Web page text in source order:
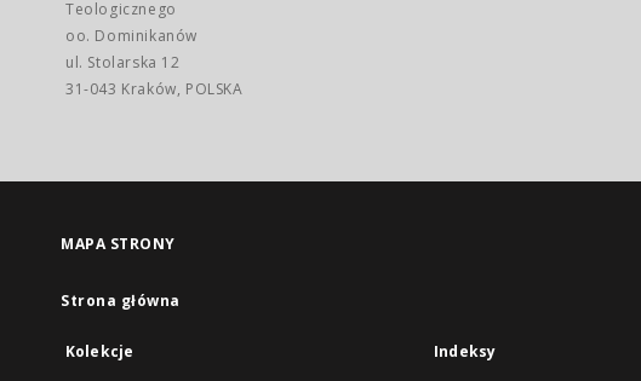
Teologicznego
oo. Dominikanów
ul. Stolarska 12
31-043 Kraków, POLSKA
MAPA STRONY
Strona główna
Kolekcje Indeksy